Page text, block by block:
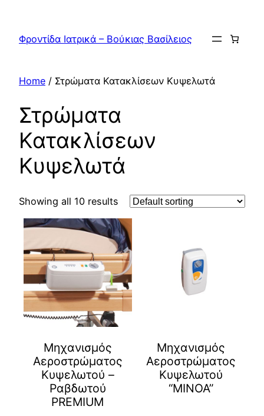
content
Φροντίδα Ιατρικά – Βούκιας Βασίλειος
Home / Στρώματα Κατακλίσεων Κυψελωτά
Στρώματα
Κατακλίσεων
Κυψελωτά
Showing all 10 results
Μηχανισμός
Αεροστρώματος
Κυψελωτού –
Ραβδωτού
PREMIUM
Μηχανισμός
Αεροστρώματος
Κυψελωτού
“MINOA”